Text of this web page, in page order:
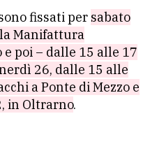
fissati per sabato
Manifattura
e poi – dalle 15 alle 17
26, dalle 15 alle
a Ponte di Mezzo e
in Oltrarno.